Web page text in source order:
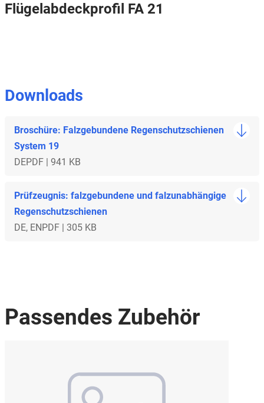
Flügelabdeckprofil FA 21
Downloads
Broschüre: Falzgebundene Regenschutzschienen
System 19
DEPDF | 941 KB
Prüfzeugnis: falzgebundene und falzunabhängige
Regenschutzschienen
DE, ENPDF | 305 KB
Passendes Zubehör